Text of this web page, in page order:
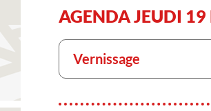
AGENDA JEUDI
Vernissage